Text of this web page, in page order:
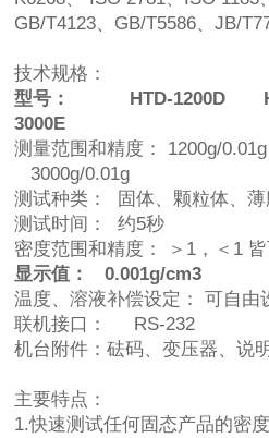
GB/T4123、GB/T5586、JB/
技术规格：
型号：
HTD-1200D
3000E
测量范围和精度： 1200g/
3000g/0.01g
测试种类： 固体、颗粒体、薄
测试时间： 约5秒
密度范围和精度： ＞1，＜1
显示值：
0.001g/cm3
温度、溶液补偿设定： 可自由
联机接口： RS-232
机台附件：砝码、变压器、说
主要特点：
1.快速测试任何固态产品的密